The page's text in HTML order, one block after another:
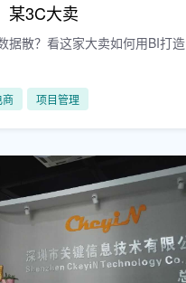
某3C大卖
据散？看这家大卖如何用BI打造
商 项目管理